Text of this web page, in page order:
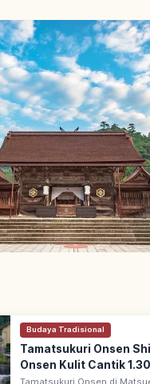
Budaya Tradisional
Tamatsukuri Onsen
Onsen Kulit Cantik
Tips Berkunjung
Tamatsukuri Onsen di